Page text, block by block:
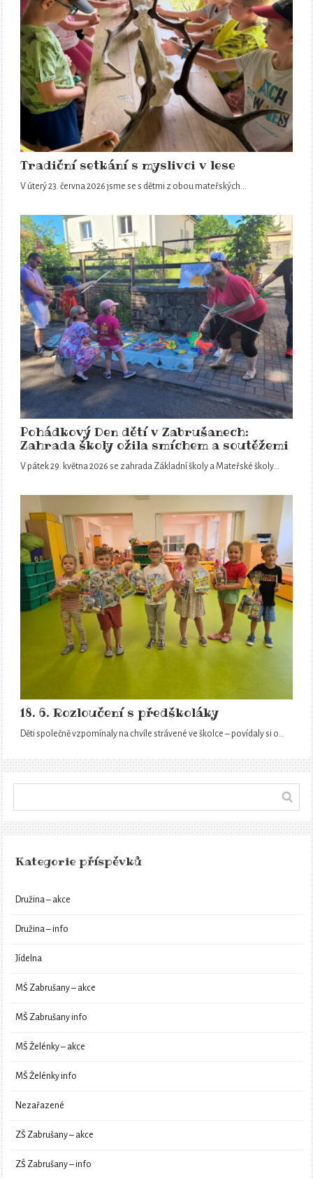
Tradiční setkání s myslivci v lese
V úterý 23. června 2026 jsme se s dětmi z obou mateřských…
Pohádkový Den dětí v Zabrušanech:
Zahrada školy ožila smíchem a soutěžemi
V pátek 29. května 2026 se zahrada Základní školy a Mateřské školy…
18. 6. Rozloučení s předškoláky
Děti společně vzpomínaly na chvíle strávené ve školce – povídaly si o…
Kategorie příspěvků
Družina – akce
Družina – info
Jídelna
MŠ Zabrušany – akce
MŠ Zabrušany info
MŠ Želénky – akce
MŠ Želénky info
Nezařazené
ZŠ Zabrušany – akce
ZŠ Zabrušany – info